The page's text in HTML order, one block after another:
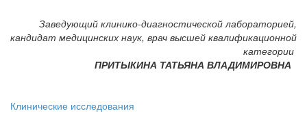
Заведующий клинико-диагностической лабораторией,
кандидат медицинских наук, врач высшей квалификационной
категории
ПРИТЫКИНА ТАТЬЯНА ВЛАДИМИРОВНА
Клинические исследования